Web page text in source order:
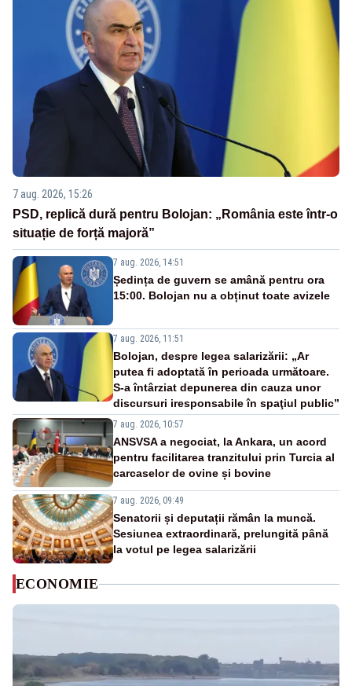
7 aug. 2026, 15:26
PSD, replică dură pentru Bolojan: „România este într-o
situație de forță majoră”
7 aug. 2026, 14:51
Ședința de guvern se amână pentru ora
15:00. Bolojan nu a obținut toate avizele
7 aug. 2026, 11:51
Bolojan, despre legea salarizării: „Ar
putea fi adoptată în perioada următoare.
S-a întârziat depunerea din cauza unor
discursuri iresponsabile în spaţiul public”
7 aug. 2026, 10:57
ANSVSA a negociat, la Ankara, un acord
pentru facilitarea tranzitului prin Turcia al
carcaselor de ovine și bovine
7 aug. 2026, 09:49
Senatorii și deputații rămân la muncă.
Sesiunea extraordinară, prelungită până
la votul pe legea salarizării
ECONOMIE